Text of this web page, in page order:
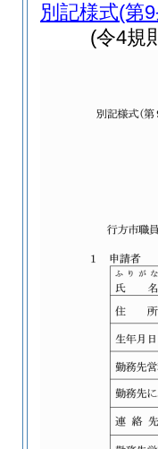
別記様式(第
(令4規